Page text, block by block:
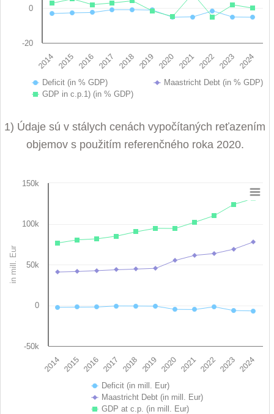
Deficit (in % GDP)
Maastricht Debt (in % GDP)
GDP in c.p.1) (in % GDP)
2014 2015 2016 2017 2018 2019 2020 2021 2022 2023 2024
-20
0
1) Údaje sú v stálych cenách vypočítaných reťazením
objemov s použitím referenčného roka 2020.
Line chart with 3 lines.
View as data table, Chart
The chart has 1 X axis displaying categories.
The chart has 1 Y axis displaying in mill. Eur. Data ranges
in mill. Eur
Deficit (in mill. Eur)
Maastricht Debt (in mill. Eur)
GDP at c.p. (in mill. Eur)
2014 2015 2016 2017 2018 2019 2020 2021 2022 2023 2024
-50k
0
50k
100k
150k